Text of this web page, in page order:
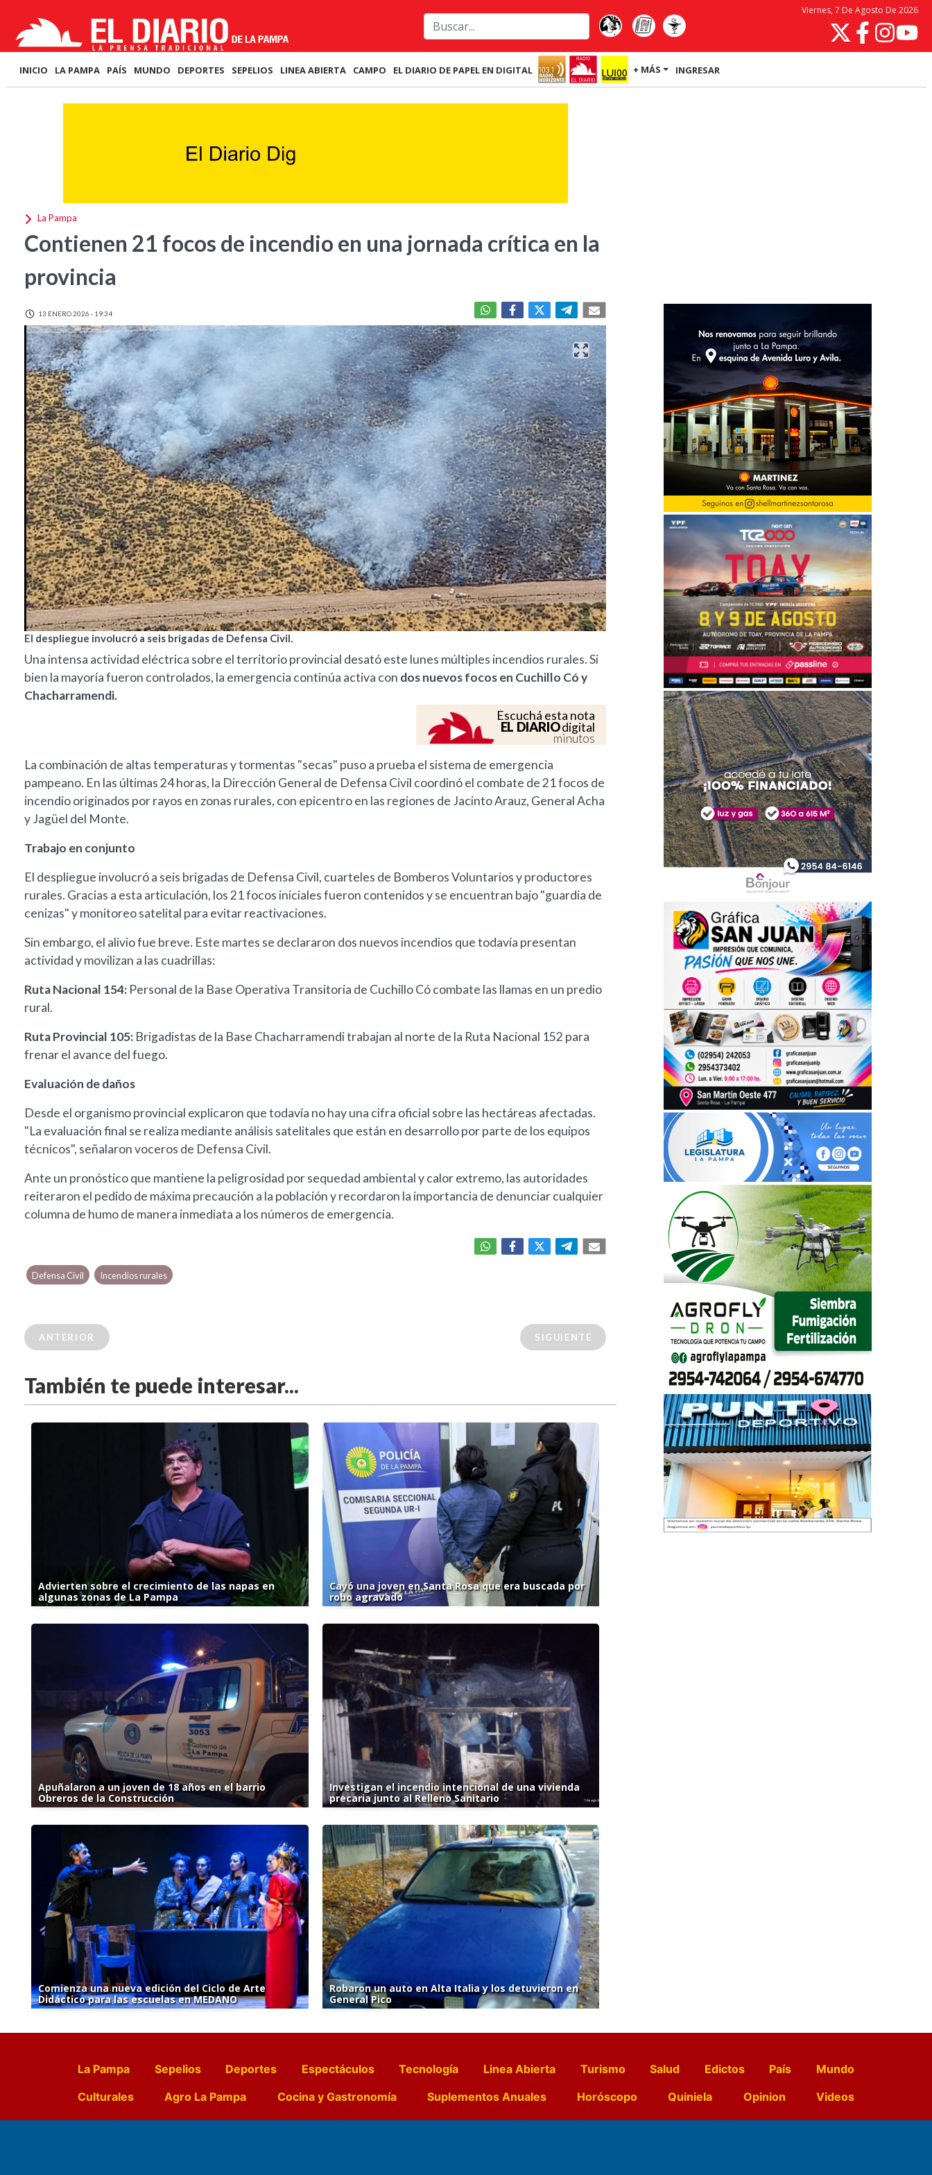
Viernes, 7 De Agosto De 2026
INICIO LA PAMPA PAÍS MUNDO DEPORTES SEPELIOS LINEA ABIERTA CAMPO EL DIARIO DE PAPEL EN DIGITAL + MÁS INGRESAR
La Pampa
Contienen 21 focos de incendio en una jornada crítica en la
provincia
13 ENERO 2026 - 19:34
El despliegue involucró a seis brigadas de Defensa Civil.
Una intensa actividad eléctrica sobre el territorio provincial desató este lunes múltiples incendios rurales. Si
bien la mayoría fueron controlados, la emergencia continúa activa con dos nuevos focos en Cuchillo Có y
Chacharramendi.
Escuchá esta nota
EL DIARIOdigital
minutos
La combinación de altas temperaturas y tormentas "secas" puso a prueba el sistema de emergencia
pampeano. En las últimas 24 horas, la Dirección General de Defensa Civil coordinó el combate de 21 focos de
incendio originados por rayos en zonas rurales, con epicentro en las regiones de Jacinto Arauz, General Acha
y Jagüel del Monte.
Trabajo en conjunto
El despliegue involucró a seis brigadas de Defensa Civil, cuarteles de Bomberos Voluntarios y productores
rurales. Gracias a esta articulación, los 21 focos iniciales fueron contenidos y se encuentran bajo "guardia de
cenizas" y monitoreo satelital para evitar reactivaciones.
Sin embargo, el alivio fue breve. Este martes se declararon dos nuevos incendios que todavía presentan
actividad y movilizan a las cuadrillas:
Ruta Nacional 154: Personal de la Base Operativa Transitoria de Cuchillo Có combate las llamas en un predio
rural.
Ruta Provincial 105: Brigadistas de la Base Chacharramendi trabajan al norte de la Ruta Nacional 152 para
frenar el avance del fuego.
Evaluación de daños
Desde el organismo provincial explicaron que todavía no hay una cifra oficial sobre las hectáreas afectadas.
"La evaluación final se realiza mediante análisis satelitales que están en desarrollo por parte de los equipos
técnicos", señalaron voceros de Defensa Civil.
Ante un pronóstico que mantiene la peligrosidad por sequedad ambiental y calor extremo, las autoridades
reiteraron el pedido de máxima precaución a la población y recordaron la importancia de denunciar cualquier
columna de humo de manera inmediata a los números de emergencia.
Defensa Civil Incendios rurales
ANTERIOR SIGUIENTE
También te puede interesar...
Advierten sobre el crecimiento de las napas en
algunas zonas de La Pampa
Cayó una joven en Santa Rosa que era buscada por
robo agravado
Apuñalaron a un joven de 18 años en el barrio
Obreros de la Construcción
Investigan el incendio intencional de una vivienda
precaria junto al Relleno Sanitario
Comienza una nueva edición del Ciclo de Arte
Didáctico para las escuelas en MEDANO
Robaron un auto en Alta Italia y los detuvieron en
General Pico
La Pampa Sepelios Deportes Espectáculos Tecnología Linea Abierta Turismo Salud Edictos País
Mundo
Culturales
Agro La Pampa Cocina y Gastronomía Suplementos Anuales Horóscopo Quiniela Opinion
Videos
Farmacias de turno
Entre Pocillos Transmisiones en vivo El Diario de Papel en DIGITAL